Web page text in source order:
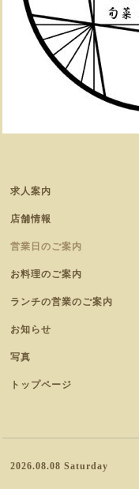
求人案内
店舗情報
営業日のご案内
お料理のご案内
ランチの営業のご案内
お知らせ
写真
トップページ
2026.08.08 Saturday